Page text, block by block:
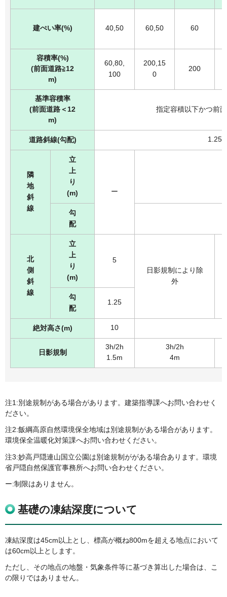
建ぺい率(%) 40,50 60,50 60
容積率(%)
(前面道路≧12
m)
60,80,
100
200,15
0
200
基準容積率
(前面道路＜12
m)
指定容積以下かつ前
道路斜線(勾配) 1.25
隣
地
斜
線
立
上
り
(m)
ー
勾
配
北
側
斜
線
立
上
り
(m)
5
日影規制により除
外
勾
配
1.25
絶対高さ(m) 10
日影規制
3h/2h
1.5m
3h/2h
4m
注1:別途規制がある場合があります。建築指導課へお問い合わせく
ださい。
注2:飯綱高原自然環境保全地域は別途規制がある場合があります。
環境保全温暖化対策課へお問い合わせください。
注3:妙高戸隠連山国立公園は別途規制ががある場合あります。環境
省戸隠自然保護官事務所へお問い合わせください。
ー:制限はありません。
基礎の凍結深度について
凍結深度は45cm以上とし、標高が概ね800mを超える地点において
は60cm以上とします。
ただし、その地点の地盤・気象条件等に基づき算出した場合は、こ
の限りではありません。